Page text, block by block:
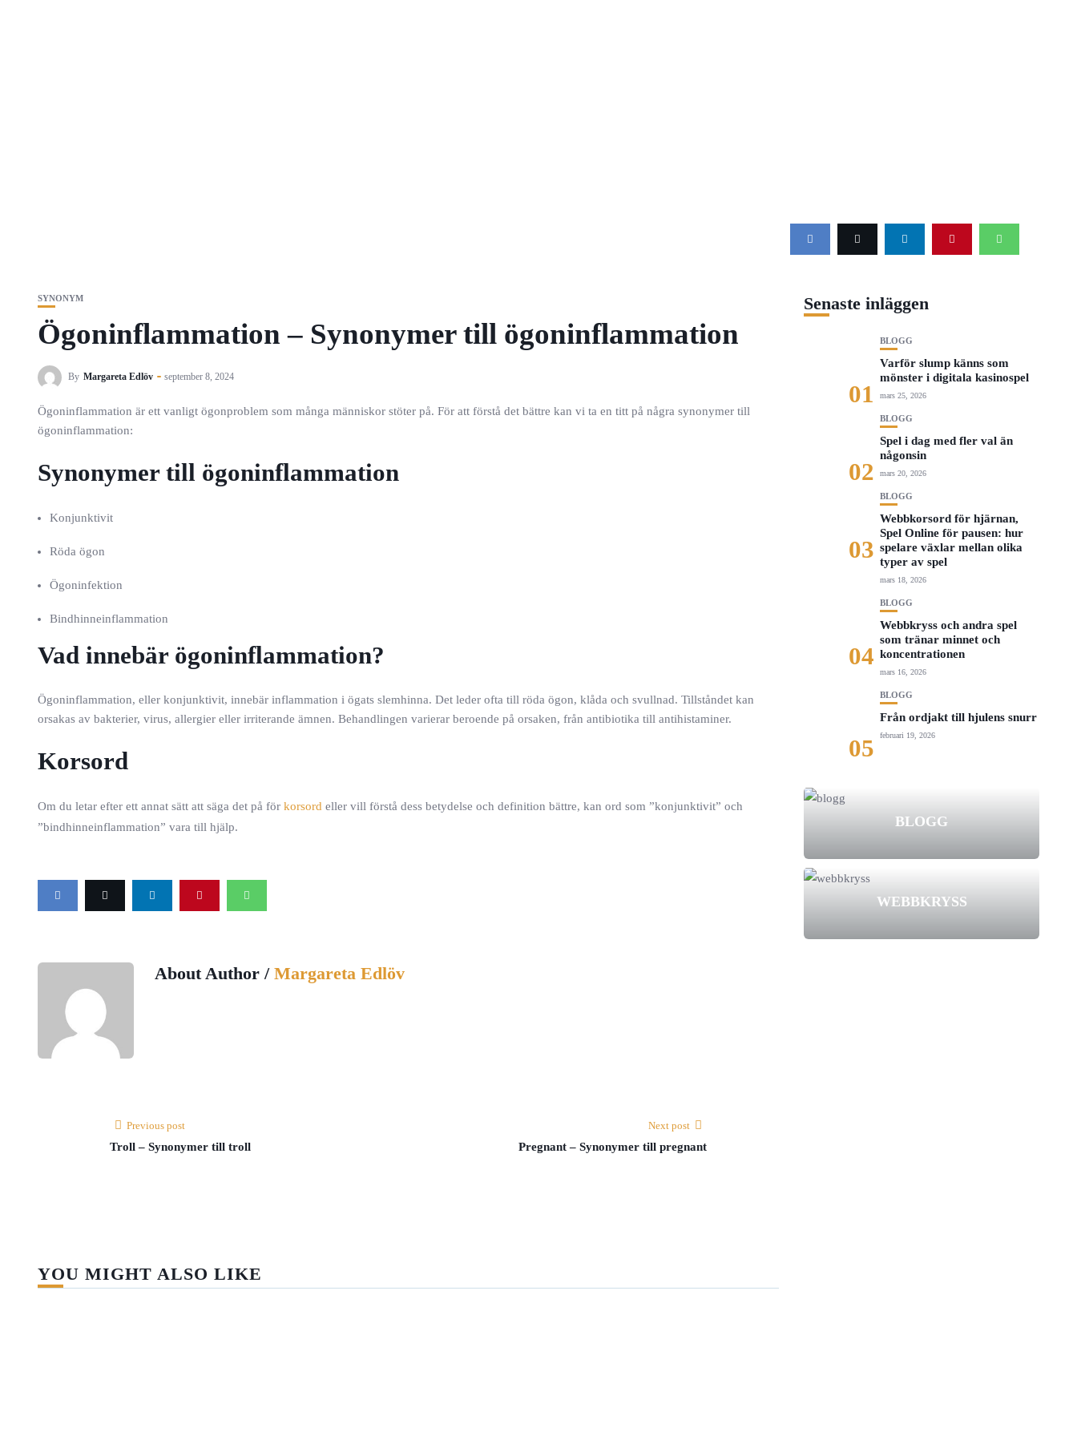
SYNONYM
Ögoninflammation – Synonymer till ögoninflammation
By Margareta Edlöv september 8, 2024
Ögoninflammation är ett vanligt ögonproblem som många människor stöter på. För att förstå det bättre kan vi ta en titt på några synonymer till
ögoninflammation:
Synonymer till ögoninflammation
Konjunktivit
Röda ögon
Ögoninfektion
Bindhinneinflammation
Vad innebär ögoninflammation?
Ögoninflammation, eller konjunktivit, innebär inflammation i ögats slemhinna. Det leder ofta till röda ögon, klåda och svullnad. Tillståndet kan
orsakas av bakterier, virus, allergier eller irriterande ämnen. Behandlingen varierar beroende på orsaken, från antibiotika till antihistaminer.
Korsord
Om du letar efter ett annat sätt att säga det på för korsord eller vill förstå dess betydelse och definition bättre, kan ord som ”konjunktivit” och
”bindhinneinflammation” vara till hjälp.
About Author / Margareta Edlöv
Previous post
Troll – Synonymer till troll
Next post
Pregnant – Synonymer till pregnant
YOU MIGHT ALSO LIKE
Senaste inläggen
01
BLOGG
Varför slump känns som
mönster i digitala kasinospel
mars 25, 2026
02
BLOGG
Spel i dag med fler val än
någonsin
mars 20, 2026
03
BLOGG
Webbkorsord för hjärnan,
Spel Online för pausen: hur
spelare växlar mellan olika
typer av spel
mars 18, 2026
04
BLOGG
Webbkryss och andra spel
som tränar minnet och
koncentrationen
mars 16, 2026
05
BLOGG
Från ordjakt till hjulens snurr
februari 19, 2026
BLOGG
WEBBKRYSS